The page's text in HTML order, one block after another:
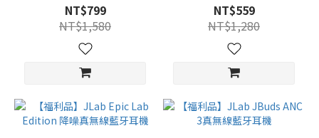
NT$799
NT$1,580
NT$559
NT$1,280